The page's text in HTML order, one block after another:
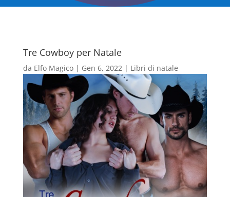
Tre Cowboy per Natale
da Elfo Magico| Gen 6, 2022| Libri di natale